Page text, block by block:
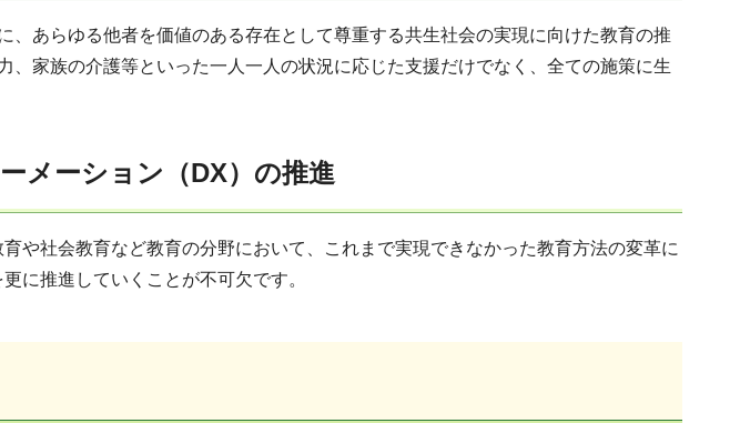
、あらゆる他者を価値のある存在として尊重する共生社会の実現に向けた教育の推
、家族の介護等といった一人一人の状況に応じた支援だけでなく、全ての施策に生
メーション（DX）の推進
や社会教育など教育の分野において、これまで実現できなかった教育方法の変革に
に推進していくことが不可欠です。